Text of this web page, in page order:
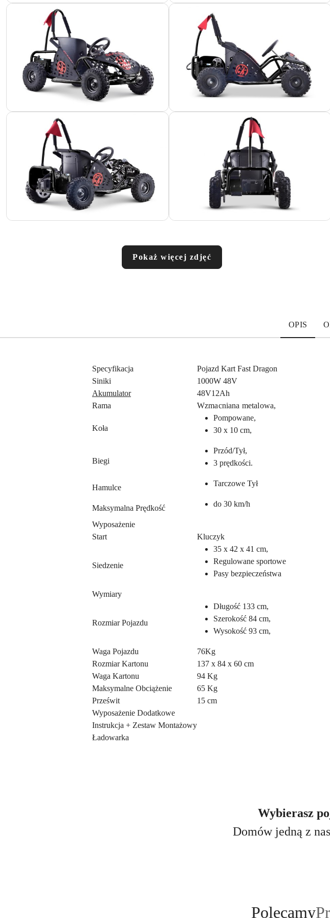
Pokaż więcej zdjęć
OPIS
Specyfikacja
Pojazd Kart Fast Dragon
Siniki
1000W 48V
Akumulator
48V12Ah
Rama
Wzmacniana metalowa,
Koła
Pompowane,
30 x 10 cm,
Biegi
Przód/Tył,
3 prędkości.
Hamulce Tarczowe Tył
Maksymalna Prędkość do 30 km/h
Wyposażenie
Start
Kluczyk
Siedzenie
35 x 42 x 41 cm,
Regulowane sportowe
Pasy bezpieczeństwa
Wymiary
Rozmiar Pojazdu
Długość 133 cm,
Szerokość 84 cm,
Wysokość 93 cm,
Waga Pojazdu
76Kg
Rozmiar Kartonu
137 x 84 x 60 cm
Waga Kartonu
94 Kg
Maksymalne Obciążenie
65 Kg
Prześwit
15 cm
Wyposażenie Dodatkowe
Instrukcja + Zestaw Montażowy
Ładowarka
Wybierasz
Domów jedną z
Produkty
Polecamy